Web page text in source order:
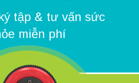
tập & tư vấn sức
miễn phí